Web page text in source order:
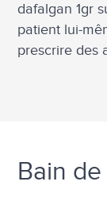
dafalgan 1gr
patient lui-
prescrire des
Bain